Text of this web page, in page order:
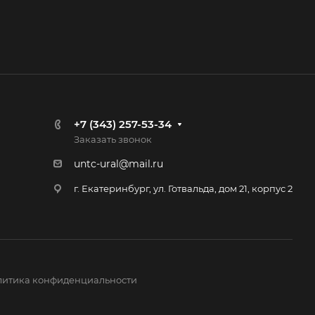
+7 (343) 257-53-34
Заказать звонок
untc-ural@mail.ru
г. Екатеринбург, ул. Готвальда, дом 21, корпус 2
конфиденциальности